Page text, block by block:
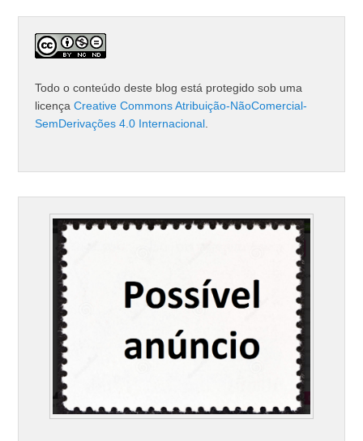
Todo o conteúdo deste blog está protegido sob uma
licençaCreative Commons Atribuição-NãoComercial-
SemDerivações 4.0 Internacional